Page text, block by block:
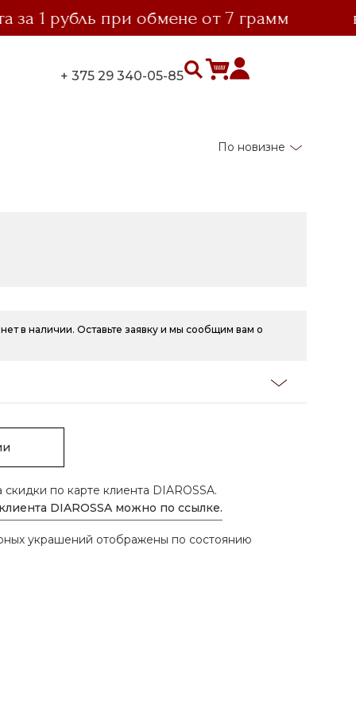
рубль при обмене от 7 грамм
+ 375 29 340-05-85
По новизне
в наличии. Оставьте заявку и мы сообщим вам о
скидки по карте клиента DIAROSSA.
DIAROSSA можно по ссылке.
украшений отображены по состоянию